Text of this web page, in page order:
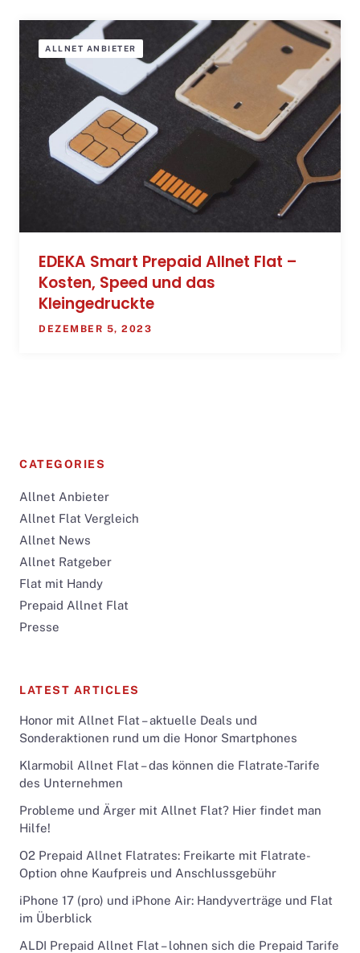
ALLNET ANBIETER
EDEKA Smart Prepaid Allnet Flat –
Kosten, Speed und das
Kleingedruckte
DEZEMBER 5, 2023
CATEGORIES
Allnet Anbieter
Allnet Flat Vergleich
Allnet News
Allnet Ratgeber
Flat mit Handy
Prepaid Allnet Flat
Presse
LATEST ARTICLES
Honor mit Allnet Flat – aktuelle Deals und
Sonderaktionen rund um die Honor Smartphones
Klarmobil Allnet Flat – das können die Flatrate-Tarife
des Unternehmen
Probleme und Ärger mit Allnet Flat? Hier findet man
Hilfe!
O2 Prepaid Allnet Flatrates: Freikarte mit Flatrate-
Option ohne Kaufpreis und Anschlussgebühr
iPhone 17 (pro) und iPhone Air: Handyverträge und Flat
im Überblick
ALDI Prepaid Allnet Flat – lohnen sich die Prepaid Tarife